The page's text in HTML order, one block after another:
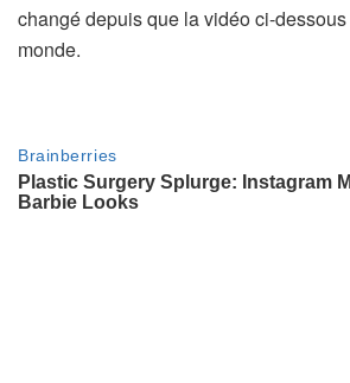
changé depuis que la vidéo ci-
monde.